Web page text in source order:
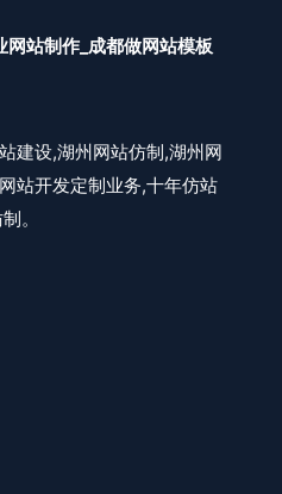
建设,湖州网站仿制,湖州网
站开发定制业务,十年仿站
。